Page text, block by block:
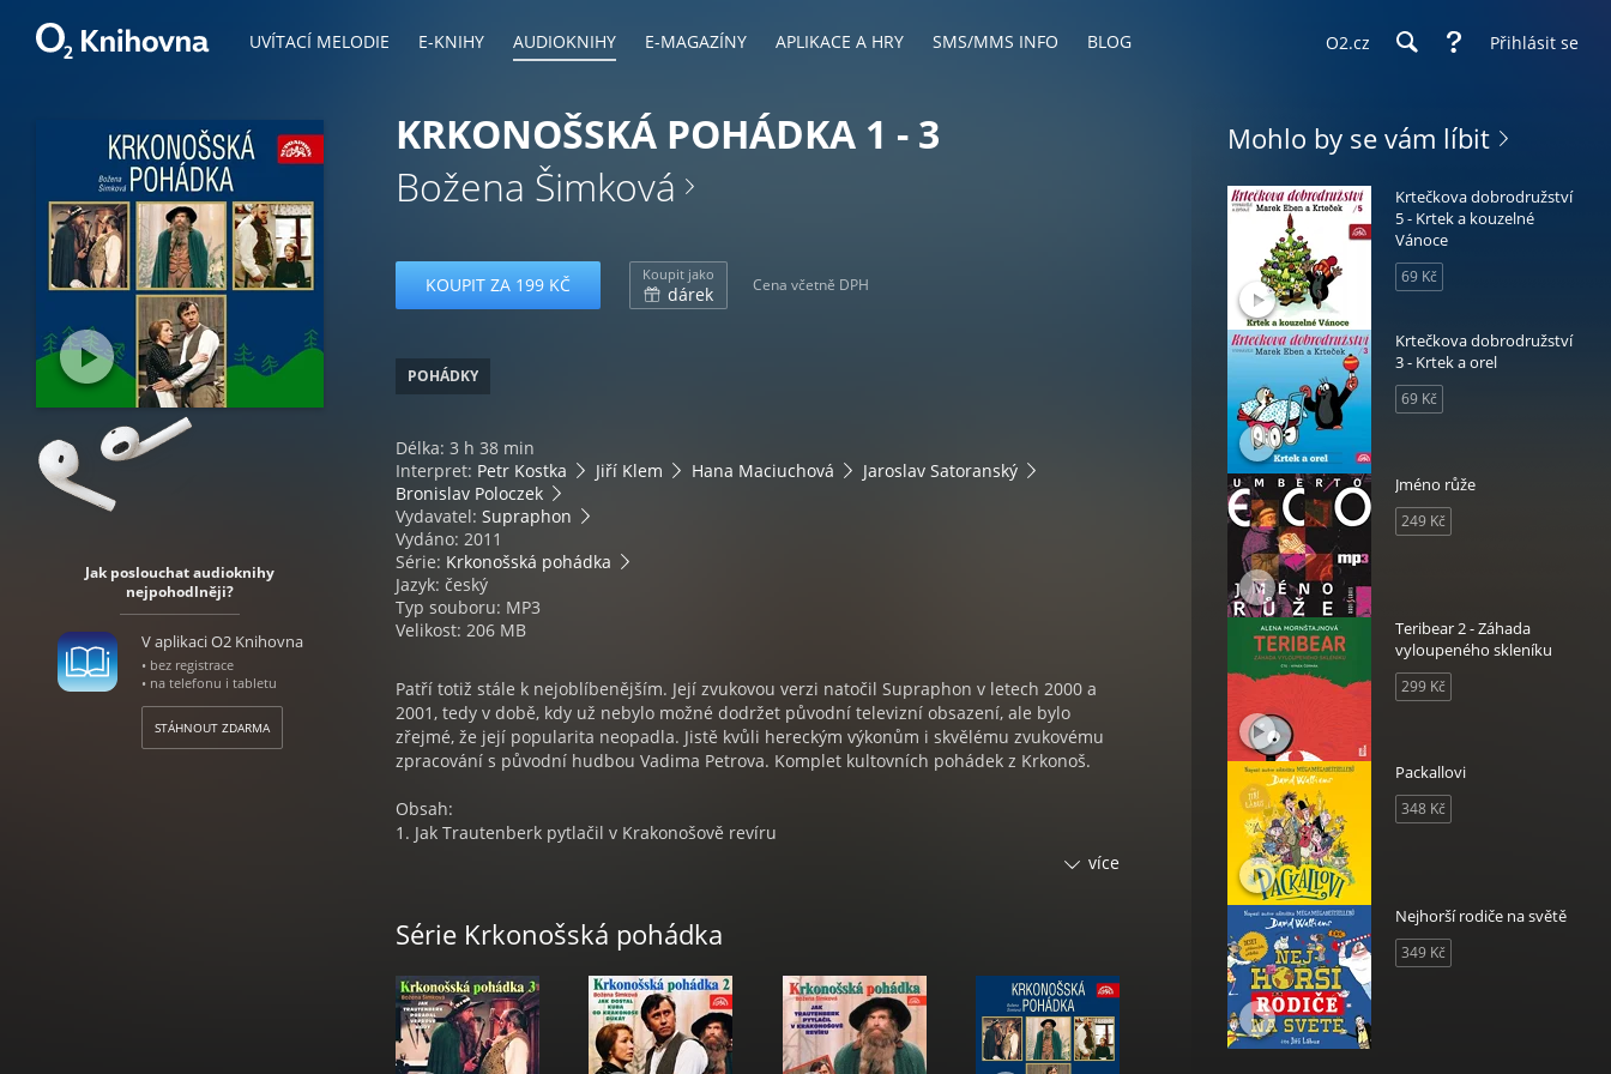
UVÍTACÍ MELODIE E-KNIHY AUDIOKNIHY E-MAGAZÍNY APLIKACE A HRY SMS/MMS INFO BLOG O2.cz Přihlásit se
Jak poslouchat audioknihy
nejpohodlněji?
V aplikaci O2 Knihovna
• bez registrace
• na telefonu i tabletu
STÁHNOUT ZDARMA
KRKONOŠSKÁ POHÁDKA 1 - 3
Božena Šimková
KOUPIT ZA 199 KČ Koupit jako
dárek Cena včetně DPH
POHÁDKY
Délka: 3 h 38 min
Interpret: Petr Kostka Jiří Klem Hana Maciuchová
Jaroslav Satoranský
Bronislav Poloczek
Vydavatel: Supraphon
Vydáno: 2011
Série: Krkonošská pohádka
Jazyk: český
Typ souboru: MP3
Velikost: 206 MB
Patří totiž stále k nejoblíbenějším. Její zvukovou verzi natočil Supraphon v letech 2000 a
2001, tedy v době, kdy už nebylo možné dodržet původní televizní obsazení, ale bylo
zřejmé, že její popularita neopadla. Jistě kvůli hereckým výkonům i skvělému zvukovému
zpracování s původní hudbou Vadima Petrova. Komplet kultovních pohádek z Krkonoš.
Obsah:
1. Jak Trautenberk pytlačil v Krakonošově revíru
5. Jak chtěl Trautenberk dát Kubu na vojnu
6. Jak dostal Kuba od Krakonoše dukát
7. Jak Trautenberk otrávil strakatou kozu
8. Jak Trautenberk vystrojil hostinu štěpanickému baronovi
9. Jak si Trautenberk pochutnal na čerstvých pstruzích
10. Jak Trautenberk pořádal vepřové hody
více
Série Krkonošská pohádka
Mohlo by se vám líbit
Krtečkova dobrodružství
5 - Krtek a kouzelné
Vánoce
69 Kč
Krtečkova dobrodružství
3 - Krtek a orel
69 Kč
Jméno růže
249 Kč
Teribear 2 - Záhada
vyloupeného skleníku
299 Kč
Packallovi
348 Kč
Nejhorší rodiče na světě
349 Kč